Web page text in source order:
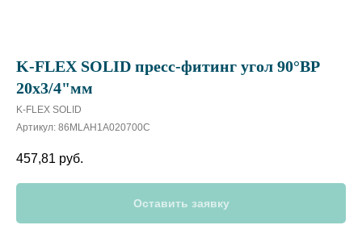
K-FLEX SOLID пресс-фитинг угол 90°BP
20х3/4"мм
K-FLEX SOLID
Артикул: 86MLAH1A020700C
457,81 руб.
Оставить заявку